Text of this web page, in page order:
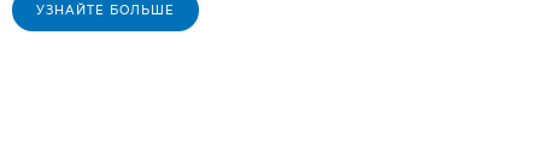
УЗНАЙТЕ БОЛЬШЕ